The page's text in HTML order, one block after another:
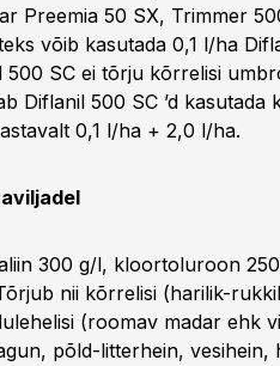
Preemia 50 SX, Trimmer
võib kasutada 0,1 l/ha
SC ei tõrju kõrrelisi
Diflanil 500 SC ’d kasutada
0,1 l/ha + 2,0 l/ha.
300 g/l, kloortoluroon
nii kõrrelisi (harilik-
(roomav madar ehk
põld-litterhein, vesihein,